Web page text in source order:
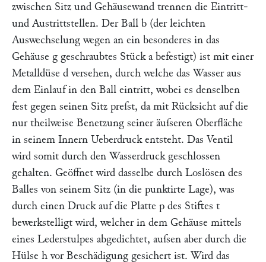
zwischen Sitz und Gehäusewand trennen die Eintritt-
und Austrittstellen. Der Ball b (der leichten
Auswechselung wegen an ein besonderes in das
Gehäuse g geschraubtes Stück abefestigt) ist mit einer
Metalldüse d versehen, durch welche das Wasser aus
dem Einlauf in den Ball eintritt, wobei es denselben
fest gegen seinen Sitz preſst, da mit Rücksicht auf die
nur theilweise Benetzung seiner äuſseren Oberfläche
in seinem Innern Ueberdruck entsteht. Das Ventil
wird somit durch den Wasserdruck geschlossen
gehalten. Geöffnet wird dasselbe durch Loslösen des
Balles von seinem Sitz (in die punktirte Lage), was
durch einen Druck auf die Platte p des Stiftes t
bewerkstelligt wird, welcher in dem Gehäuse mittels
eines Lederstulpes abgedichtet, auſsen aber durch die
Hülse h vor Beschädigung gesichert ist. Wird das